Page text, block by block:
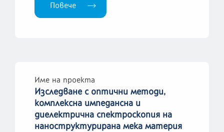
Повече
Име на проекта
Изследване с оптични методи,
комплексна импедансна и
диелектрична спектроскопия на
наноструктурирана мека материя